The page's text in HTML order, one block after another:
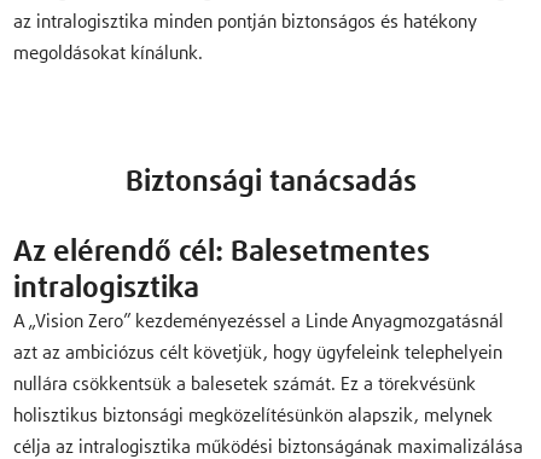
az intralogisztika minden pontján biztonságos és hatékony
megoldásokat kínálunk.
Biztonsági tanácsadás
Az elérendő cél: Balesetmentes
intralogisztika
A „Vision Zero” kezdeményezéssel a Linde Anyagmozgatásnál
azt az ambiciózus célt követjük, hogy ügyfeleink telephelyein
nullára csökkentsük a balesetek számát. Ez a törekvésünk
holisztikus biztonsági megközelítésünkön alapszik, melynek
célja az intralogisztika működési biztonságának maximalizálása